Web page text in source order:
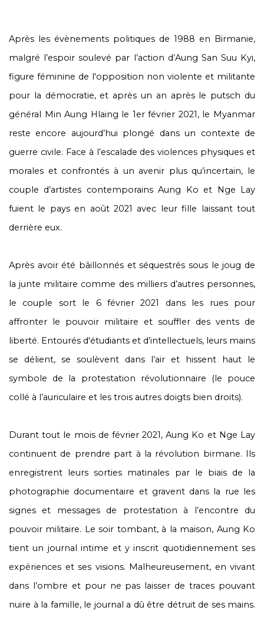
Après les évènements politiques de 1988 en Birmanie,
malgré l’espoir soulevé par l’action d’Aung San Suu Kyi,
figure féminine de l'opposition non violente et militante
pour la démocratie, et après un an après le putsch du
général Min Aung Hlaing le 1er février 2021, le Myanmar
reste encore aujourd’hui plongé dans un contexte de
guerre civile. Face à l’escalade des violences physiques et
morales et confrontés à un avenir plus qu’incertain, le
couple d’artistes contemporains Aung Ko et Nge Lay
fuient le pays en août 2021 avec leur fille laissant tout
derrière eux.
Après avoir été bâillonnés et séquestrés sous le joug de
la junte militaire comme des milliers d’autres personnes,
le couple sort le 6 février 2021 dans les rues pour
affronter le pouvoir militaire et souffler des vents de
liberté. Entourés d'étudiants et d’intellectuels, leurs mains
se délient, se soulèvent dans l’air et hissent haut le
symbole de la protestation révolutionnaire (le pouce
collé à l’auriculaire et les trois autres doigts bien droits).
Durant tout le mois de février 2021, Aung Ko et Nge Lay
continuent de prendre part à la révolution birmane. Ils
enregistrent leurs sorties matinales par le biais de la
photographie documentaire et gravent dans la rue les
signes et messages de protestation à l’encontre du
pouvoir militaire. Le soir tombant, à la maison, Aung Ko
tient un journal intime et y inscrit quotidiennement ses
expériences et ses visions. Malheureusement, en vivant
dans l’ombre et pour ne pas laisser de traces pouvant
nuire à la famille, le journal a dû être détruit de ses mains.